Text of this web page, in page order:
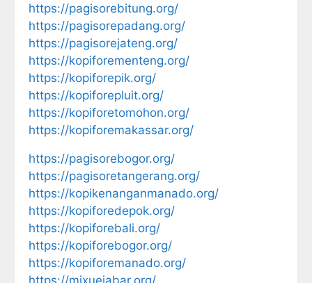
https://pagisorebitung.org/
https://pagisorepadang.org/
https://pagisorejateng.org/
https://kopiforementeng.org/
https://kopiforepik.org/
https://kopiforepluit.org/
https://kopiforetomohon.org/
https://kopiforemakassar.org/
https://pagisorebogor.org/
https://pagisoretangerang.org/
https://kopikenanganmanado.org/
https://kopiforedepok.org/
https://kopiforebali.org/
https://kopiforebogor.org/
https://kopiforemanado.org/